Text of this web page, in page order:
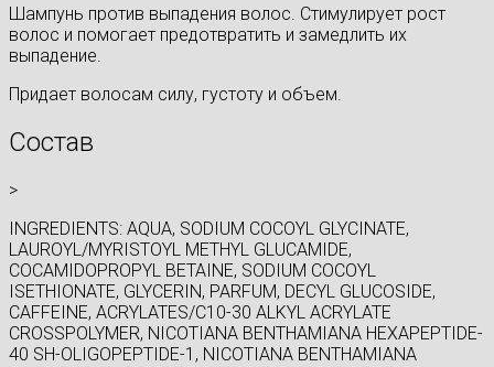
Шампунь против выпадения волос. Стимулирует рост
волос и помогает предотвратить и замедлить их
выпадение.
Придает волосам силу, густоту и объем.
Состав
>
INGREDIENTS: AQUA, SODIUM COCOYL GLYCINATE,
LAUROYL/MYRISTOYL METHYL GLUCAMIDE,
COCAMIDOPROPYL BETAINE, SODIUM COCOYL
ISETHIONATE, GLYCERIN, PARFUM, DECYL GLUCOSIDE,
CAFFEINE, ACRYLATES/C10-30 ALKYL ACRYLATE
CROSSPOLYMER, NICOTIANA BENTHAMIANA HEXAPEPTIDE-
40 SH-OLIGOPEPTIDE-1, NICOTIANA BENTHAMIANA